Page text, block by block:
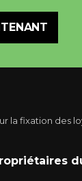
la fixation des